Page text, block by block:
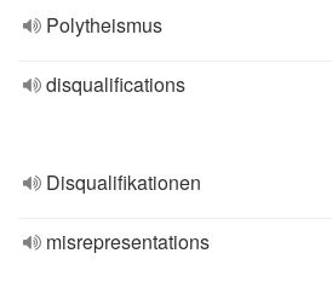
Polytheismus
disqualifications
Disqualifikationen
misrepresentations